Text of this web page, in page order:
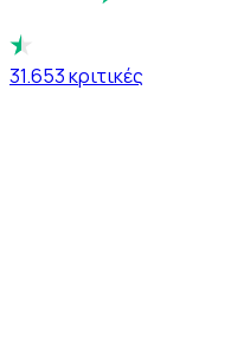
31.653κριτικές